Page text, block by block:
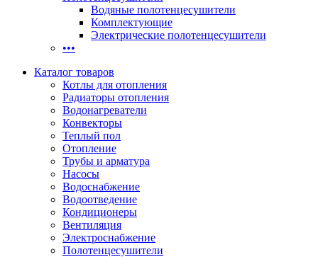
Водяные полотенцесушители
Комплектующие
Электрические полотенцесушители
•••
Каталог товаров
Котлы для отопления
Радиаторы отопления
Водонагреватели
Конвекторы
Теплый пол
Отопление
Трубы и арматура
Насосы
Водоснабжение
Водоотведение
Кондиционеры
Вентиляция
Электроснабжение
Полотенцесушители